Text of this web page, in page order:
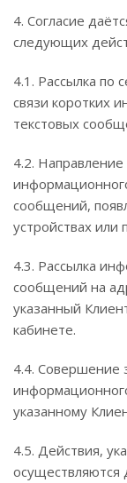
4. Согласие
следующих
4.1. Рассылка по
связи коротких
текстовых
4.2.
сообщений,
устройствах
4.3. Рассылка
сообщений на
указанный
кабинете.
4.4. Совершение
указанному
4.5. Действия,
осуществляются